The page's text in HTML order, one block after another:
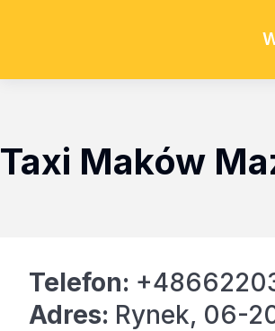
Taxi Maków
Telefon:
Adres: Rynek, 06-